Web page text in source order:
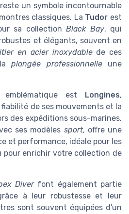
un symbole incontournable
classiques. La Tudor est
sa collectionBlack Bay, qui
et élégants, souvent en
en acier inoxydablede ces
laplongée professionnelleune
est Longines,
de ses mouvements et la
des expéditions sous-marines.
ses modèles sport, offre une
et performance, idéale pour les
pour enrichir votre collection de
Diverfont également partie
à leur robustesse et leur
sont souvent équipées d'un